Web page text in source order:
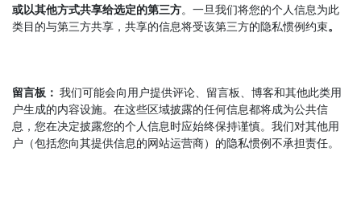
或以其他方式共享给选定的第三方。一旦我们将您的个人信息为此
类目的与第三方共享，共享的信息将受该第三方的隐私惯例约束。
留言板： 我们可能会向用户提供评论、留言板、博客和其他此类用
户生成的内容设施。在这些区域披露的任何信息都将成为公共信
息，您在决定披露您的个人信息时应始终保持谨慎。我们对其他用
户（包括您向其提供信息的网站运营商）的隐私惯例不承担责任。